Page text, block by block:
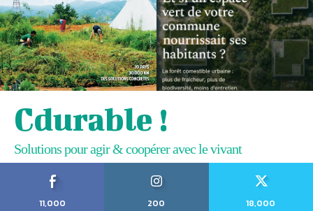
Cdurable !
Solutions pour agir & coopérer avec le vivant
11,000
200
18,000